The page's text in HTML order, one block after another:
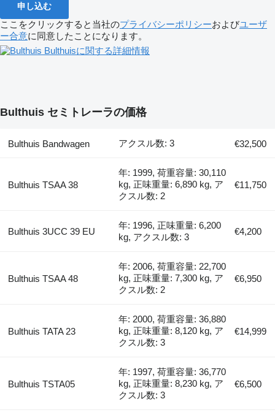
申し込む
ここをクリックすると当社のプライバシーポリシーおよびユーザ
ー合意に同意したことになります。
Bulthuisに関する詳細情報
Bulthuis セミトレーラの価格
Bulthuis Bandwagen アクスル数: 3 €32,500
Bulthuis TSAA 38
年: 1999, 荷重容量: 30,110
kg, 正味重量: 6,890 kg, ア
クスル数: 2
€11,750
Bulthuis 3UCC 39 EU
年: 1996, 正味重量: 6,200
kg, アクスル数: 3
€4,200
Bulthuis TSAA 48
年: 2006, 荷重容量: 22,700
kg, 正味重量: 7,300 kg, ア
クスル数: 2
€6,950
Bulthuis TATA 23
年: 2000, 荷重容量: 36,880
kg, 正味重量: 8,120 kg, ア
クスル数: 3
€14,999
Bulthuis TSTA05
年: 1997, 荷重容量: 36,770
kg, 正味重量: 8,230 kg, ア
クスル数: 3
€6,500